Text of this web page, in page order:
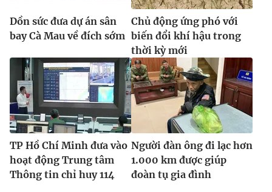
Dồn sức đưa dự án sân
bay Cà Mau về đích sớm
Chủ động ứng phó với
biến đổi khí hậu trong
thời kỳ mới
TP Hồ Chí Minh đưa vào
hoạt động Trung tâm
Thông tin chỉ huy 114
Người đàn ông đi lạc hơn
1.000 km được giúp
đoàn tụ gia đình